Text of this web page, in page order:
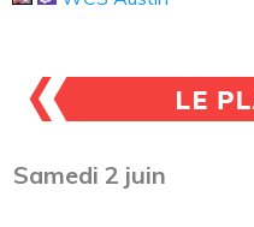
Samedi 2 juin